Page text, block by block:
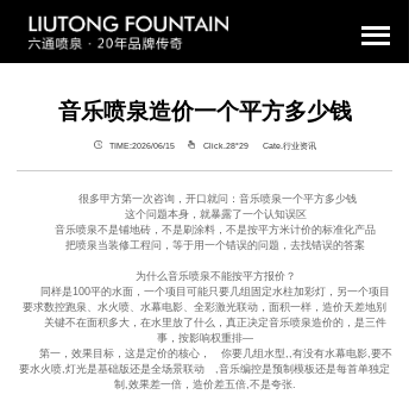
音乐喷泉造价一个平方多少钱
TIME:2026/06/15 Click.28°29 Cate.行业资讯
很多甲方第一次咨询，开口就问：音乐喷泉一个平方多少钱
这个问题本身，就暴露了一个认知误区
音乐喷泉不是铺地砖，不是刷涂料，不是按平方米计价的标准化产品
把喷泉当装修工程问，等于用一个错误的问题，去找错误的答案
为什么音乐喷泉不能按平方报价？
同样是100平的水面，一个项目可能只要几组固定水柱加彩灯，另一个项目
要求数控跑泉、水火喷、水幕电影、全彩激光联动，面积一样，造价天差地别
关键不在面积多大，在水里放了什么，真正决定音乐喷泉造价的，是三件
事，按影响权重排—
第一，效果目标，这是定价的核心， 你要几组水型,,有没有水幕电影,要不
要水火喷,灯光是基础版还是全场景联动 ,音乐编控是预制模板还是每首单独定
制,效果差一倍，造价差五倍,不是夸张.